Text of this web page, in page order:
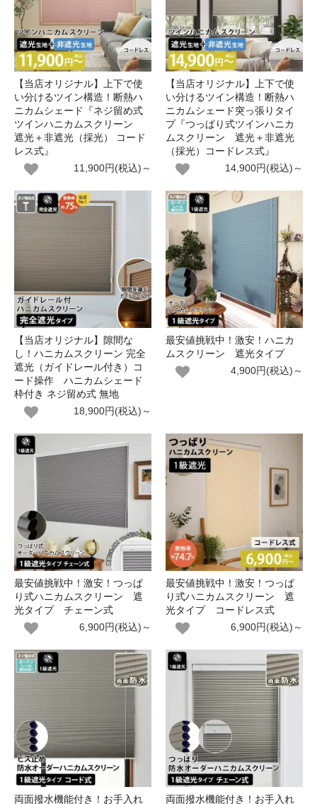
【当店オリジナル】上下で使
い分けるツイン構造！断熱ハ
ニカムシェード『ネジ留め式
ツインハニカムスクリーン
遮光＋非遮光（採光） コード
レス式』
11,900円(税込)～
【当店オリジナル】上下で使
い分けるツイン構造！断熱ハ
ニカムシェード突っ張りタイ
プ『つっぱり式ツインハニカ
ムスクリーン 遮光＋非遮光
（採光）コードレス式』
14,900円(税込)～
【当店オリジナル】隙間な
し！ハニカムスクリーン 完全
遮光（ガイドレール付き）コ
ード操作 ハニカムシェード
枠付き ネジ留め式 無地
18,900円(税込)～
最安値挑戦中！激安！ハニカ
ムスクリーン 遮光タイプ
4,900円(税込)～
最安値挑戦中！激安！つっぱ
り式ハニカムスクリーン 遮
光タイプ チェーン式
6,900円(税込)～
最安値挑戦中！激安！つっぱ
り式ハニカムスクリーン 遮
光タイプ コードレス式
6,900円(税込)～
両面撥水機能付き！お手入れ
両面撥水機能付き！お手入れ